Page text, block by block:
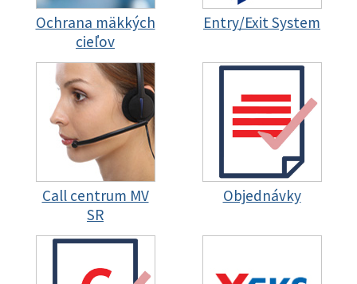
Ochrana mäkkých
cieľov
Entry/Exit System
Call centrum MV
SR
Objednávky